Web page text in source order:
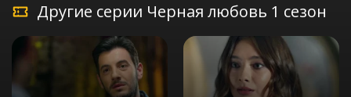
Другие серии Черная любовь 1 сезон